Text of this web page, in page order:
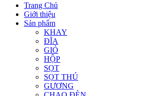
Trang Chủ
Giới thiệu
Sản phẩm
KHAY
ĐĨA
GIỎ
HỘP
SỌT
SỌT THÚ
GƯƠNG